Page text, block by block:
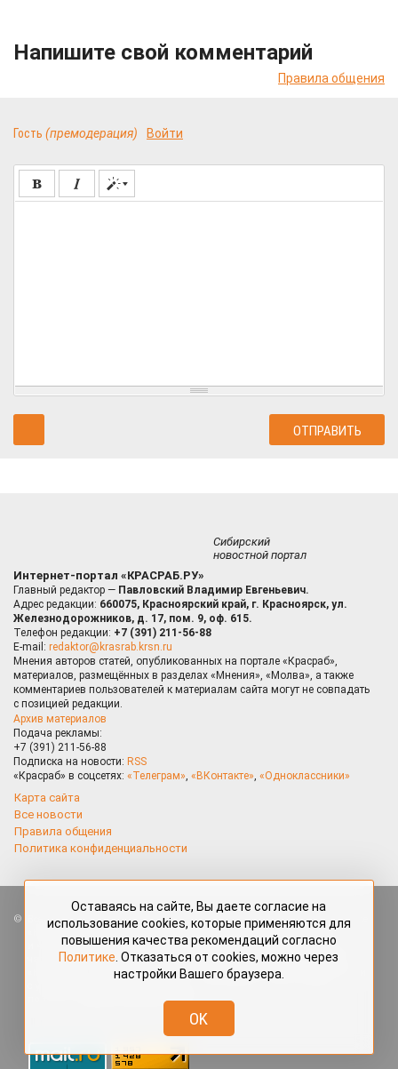
Напишите свой комментарий
Правила общения
Гость (премодерация) Войти
Сибирский
новостной портал
Интернет-портал «КРАСРАБ.РУ»
Главный редактор — Павловский Владимир Евгеньевич.
Адрес редакции: 660075, Красноярский край, г. Красноярск, ул.
Железнодорожников, д. 17, пом. 9, оф. 615.
Телефон редакции: +7 (391) 211-56-88
E-mail: redaktor@krasrab.krsn.ru
Мнения авторов статей, опубликованных на портале «Красраб»,
материалов, размещённых в разделах «Мнения», «Молва», а также
комментариев пользователей к материалам сайта могут не совпадать
с позицией редакции.
Архив материалов
Подача рекламы:
+7 (391) 211-56-88
Подписка на новости: RSS
«Красраб» в соцсетях: «Телеграм», «ВКонтакте», «Одноклассники»
Карта сайта
Все новости
Правила общения
Политика конфиденциальности
Все права защищены. Любые материалы, размещённые на портале
«Красраб.ру» сотрудниками редакции, нештатными авторами
и читателями, являются объектами авторского права. Полное или
частичное использование материалов, размещённых на портале
«Красраб.ру», допускается только с письменного согласия редакции
redaktor@krasrab.krsn.ru.
Оставаясь на сайте, Вы даете согласие на
использование cookies, которые применяются для
повышения качества рекомендаций согласно
Политике . Отказаться от cookies, можно через
настройки Вашего браузера.
OK